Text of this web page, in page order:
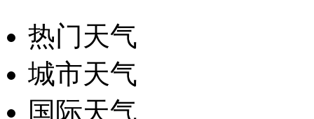
热门天气
城市天气
国际天气